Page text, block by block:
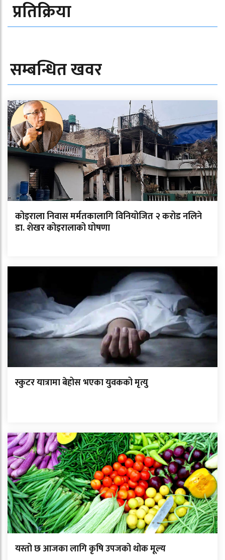
प्रतिक्रिया
सम्बन्धित खवर
कोइराला निवास मर्मतकालागि विनियोजित २ करोड नलिने
डा. शेखर कोइरालाको घोषणा
स्कुटर यात्रामा बेहोस भएका युवकको मृत्यु
यस्तो छ आजका लागि कृषि उपजको थोक मूल्य